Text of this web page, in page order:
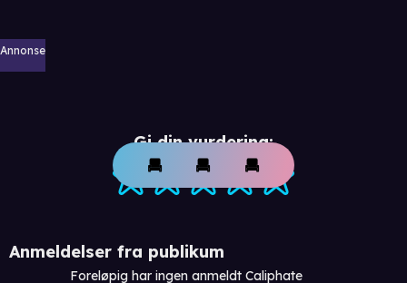
Annonse
Gi din vurdering:
Anmeldelser fra publikum
Foreløpig har ingen anmeldt Caliphate